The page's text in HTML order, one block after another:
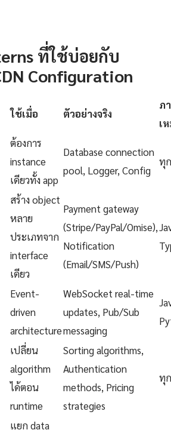
ที่ใช้บ่อยกับ
Configuration
ใช้เมื่อ ตัวอย่างจริง
ภ
เ
ต้องการ
instance
เดียวทั้ง app
Database connection
pool, Logger, Config
ทุ
สร้าง object
หลาย
ประเภทจาก
interface
เดียว
Payment gateway
(Stripe/PayPal/Omise),
Notification
(Email/SMS/Push)
Event-
driven
architecture
WebSocket real-time
updates, Pub/Sub
messaging
เปลี่ยน
algorithm
ได้ตอน
runtime
Sorting algorithms,
Authentication
methods, Pricing
strategies
ทุ
แยก data